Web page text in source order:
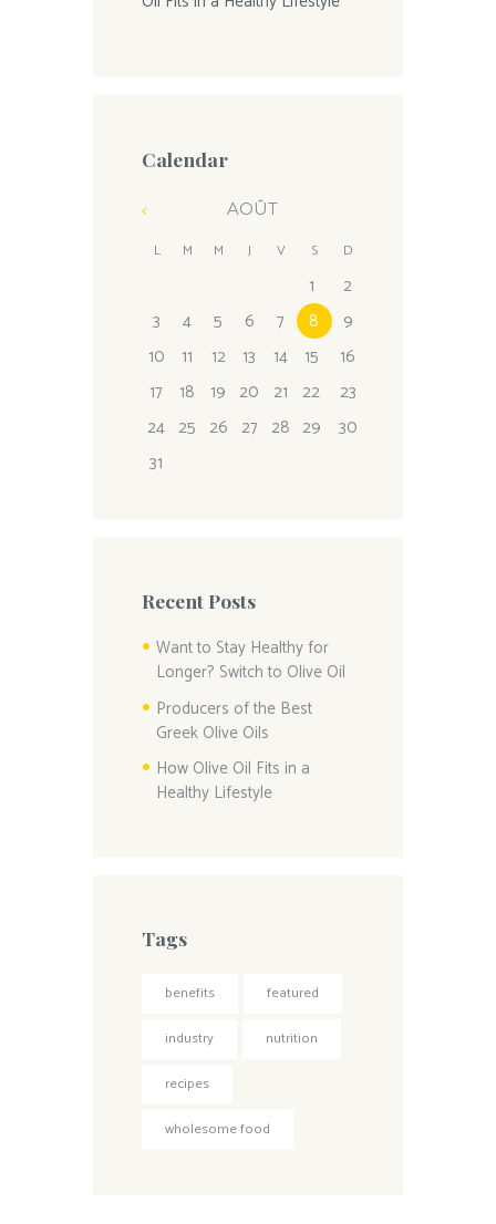
Calendar
AOÛT
L M M J V S D
1
2
3
4 5 6 7 8
9
10
11 12 13 14 15
16
17
18 19 20 21 22
23
24 25 26 27 28 29
30
31
Recent Posts
Want to Stay Healthy for
Longer? Switch to Olive Oil
Producers of the Best
Greek Olive Oils
How Olive Oil Fits in a
Healthy Lifestyle
Tags
benefits
featured
industry
nutrition
recipes
wholesome food